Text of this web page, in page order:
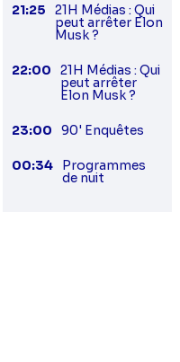
21:25 21H Médias : Qui
peut arrêter Elon
Musk ?
22:00 21H Médias : Qui
peut arrêter
Elon Musk ?
23:00 90' Enquêtes
00:34 Programmes
de nuit